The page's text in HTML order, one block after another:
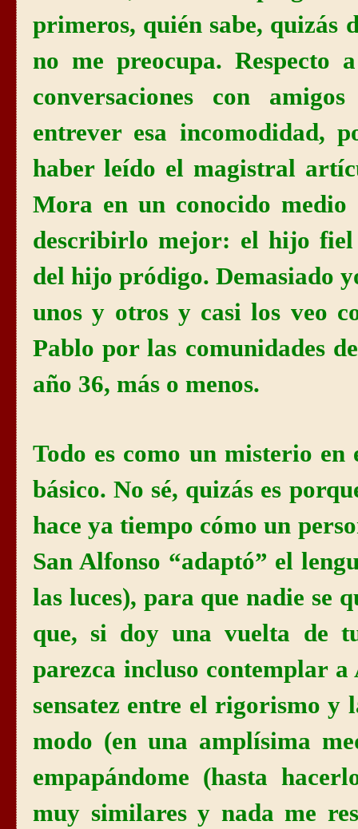
primeros, quién sabe, quizás
no me preocupa. Respecto
conversaciones con
entrever esa incomodidad,
haber leído el magistral
Mora en un conocido
describirlo mejor: el hijo
del hijo pródigo. Demasiado
unos y otros y casi los veo
Pablo por las comunidades
año 36, más o menos.
Todo es como un misterio en
básico. No sé, quizás es
hace ya tiempo cómo un
San Alfonso “adaptó” el
las luces), para que nadie se
que, si doy una vuelta de
parezca incluso contemplar
sensatez entre el rigorismo
modo (en una amplísima
empapándome (hasta
muy similares y nada me